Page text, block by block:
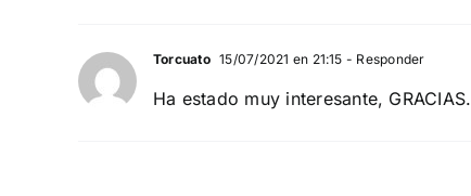
Torcuato 15/07/2021 en 21:15 - Responder
Ha estado muy interesante, GRACIAS.